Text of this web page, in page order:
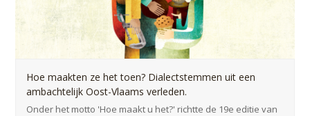
Hoe maakten ze het toen? Dialectstemmen uit een
ambachtelijk Oost-Vlaams verleden.
Onder het motto 'Hoe maakt u het?' richtte de 19e editie van